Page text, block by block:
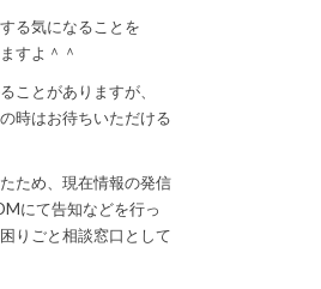
る気になることを
すよ＾＾
ことがありますが、
時はお待ちいただける
ため、現在情報の発信
にて告知などを行っ
りごと相談窓口として